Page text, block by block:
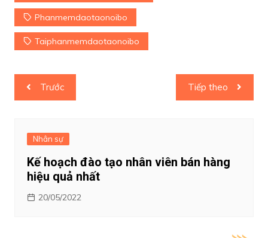
Phanmemdaotaonoibo
Taiphanmemdaotaonoibo
Điều
hướng
viết
Trước Tiếp theo
Nhân sự
Kế hoạch đào tạo nhân viên bán hàng
hiệu quả nhất
20/05/2022